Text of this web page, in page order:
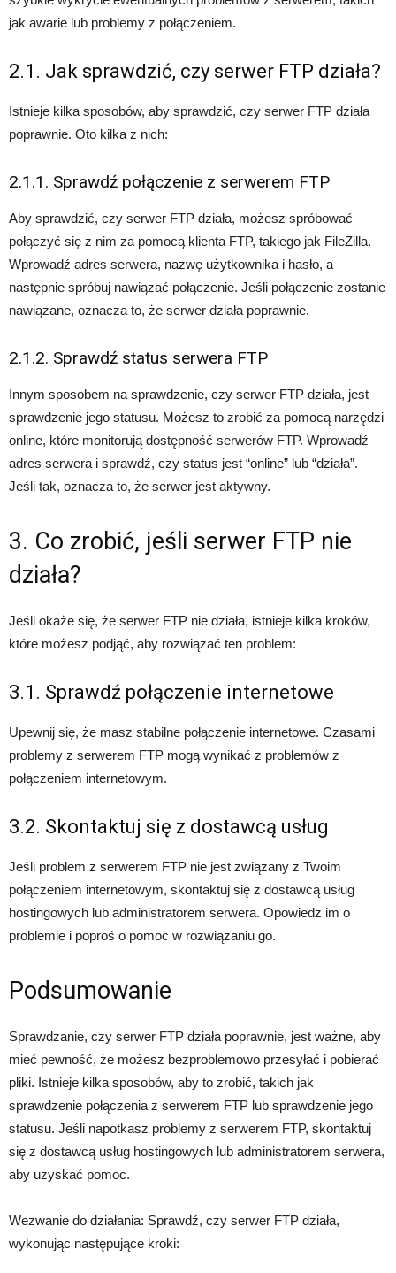
jak awarie lub problemy z połączeniem.
2.1. Jak sprawdzić, czy serwer FTP działa?
Istnieje kilka sposobów, aby sprawdzić, czy serwer FTP działa
poprawnie. Oto kilka z nich:
2.1.1. Sprawdź połączenie z serwerem FTP
Aby sprawdzić, czy serwer FTP działa, możesz spróbować
połączyć się z nim za pomocą klienta FTP, takiego jak FileZilla.
Wprowadź adres serwera, nazwę użytkownika i hasło, a
następnie spróbuj nawiązać połączenie. Jeśli połączenie zostanie
nawiązane, oznacza to, że serwer działa poprawnie.
2.1.2. Sprawdź status serwera FTP
Innym sposobem na sprawdzenie, czy serwer FTP działa, jest
sprawdzenie jego statusu. Możesz to zrobić za pomocą narzędzi
online, które monitorują dostępność serwerów FTP. Wprowadź
adres serwera i sprawdź, czy status jest “online” lub “działa”.
Jeśli tak, oznacza to, że serwer jest aktywny.
3. Co zrobić, jeśli serwer FTP nie
działa?
Jeśli okaże się, że serwer FTP nie działa, istnieje kilka kroków,
które możesz podjąć, aby rozwiązać ten problem:
3.1. Sprawdź połączenie internetowe
Upewnij się, że masz stabilne połączenie internetowe. Czasami
problemy z serwerem FTP mogą wynikać z problemów z
połączeniem internetowym.
3.2. Skontaktuj się z dostawcą usług
Jeśli problem z serwerem FTP nie jest związany z Twoim
połączeniem internetowym, skontaktuj się z dostawcą usług
hostingowych lub administratorem serwera. Opowiedz im o
problemie i poproś o pomoc w rozwiązaniu go.
Podsumowanie
Sprawdzanie, czy serwer FTP działa poprawnie, jest ważne, aby
mieć pewność, że możesz bezproblemowo przesyłać i pobierać
pliki. Istnieje kilka sposobów, aby to zrobić, takich jak
sprawdzenie połączenia z serwerem FTP lub sprawdzenie jego
statusu. Jeśli napotkasz problemy z serwerem FTP, skontaktuj
się z dostawcą usług hostingowych lub administratorem serwera,
aby uzyskać pomoc.
Wezwanie do działania: Sprawdź, czy serwer FTP działa,
wykonując następujące kroki: